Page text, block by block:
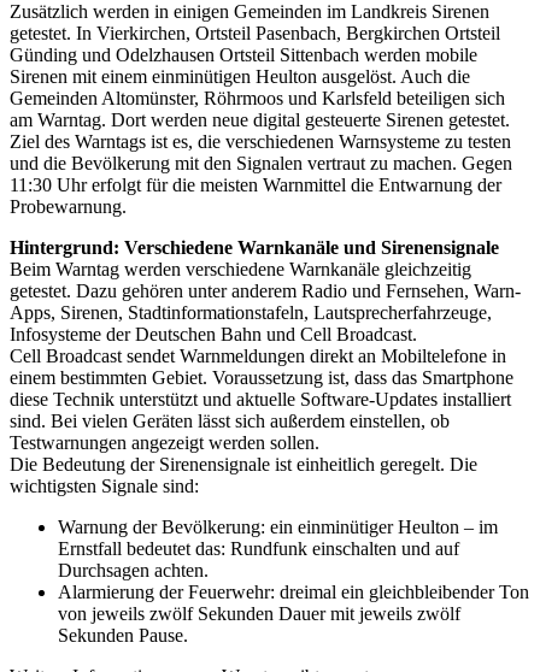
Zusätzlich werden in einigen Gemeinden im Landkreis Sirenen
getestet. In Vierkirchen, Ortsteil Pasenbach, Bergkirchen Ortsteil
Günding und Odelzhausen Ortsteil Sittenbach werden mobile
Sirenen mit einem einminütigen Heulton ausgelöst. Auch die
Gemeinden Altomünster, Röhrmoos und Karlsfeld beteiligen sich
am Warntag. Dort werden neue digital gesteuerte Sirenen getestet.
Ziel des Warntags ist es, die verschiedenen Warnsysteme zu testen
und die Bevölkerung mit den Signalen vertraut zu machen. Gegen
11:30 Uhr erfolgt für die meisten Warnmittel die Entwarnung der
Probewarnung.
Hintergrund: Verschiedene Warnkanäle und Sirenensignale
Beim Warntag werden verschiedene Warnkanäle gleichzeitig
getestet. Dazu gehören unter anderem Radio und Fernsehen, Warn-
Apps, Sirenen, Stadtinformationstafeln, Lautsprecherfahrzeuge,
Infosysteme der Deutschen Bahn und Cell Broadcast.
Cell Broadcast sendet Warnmeldungen direkt an Mobiltelefone in
einem bestimmten Gebiet. Voraussetzung ist, dass das Smartphone
diese Technik unterstützt und aktuelle Software-Updates installiert
sind. Bei vielen Geräten lässt sich außerdem einstellen, ob
Testwarnungen angezeigt werden sollen.
Die Bedeutung der Sirenensignale ist einheitlich geregelt. Die
wichtigsten Signale sind:
Warnung der Bevölkerung: ein einminütiger Heulton – im
Ernstfall bedeutet das: Rundfunk einschalten und auf
Durchsagen achten.
Alarmierung der Feuerwehr: dreimal ein gleichbleibender Ton
von jeweils zwölf Sekunden Dauer mit jeweils zwölf
Sekunden Pause.